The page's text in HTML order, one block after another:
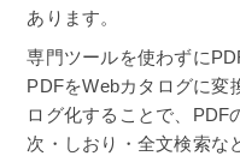
あります。
専門ツールを使わずに
PDFをWebカタログに変
ログ化することで、PDF
次・しおり・全文検索な